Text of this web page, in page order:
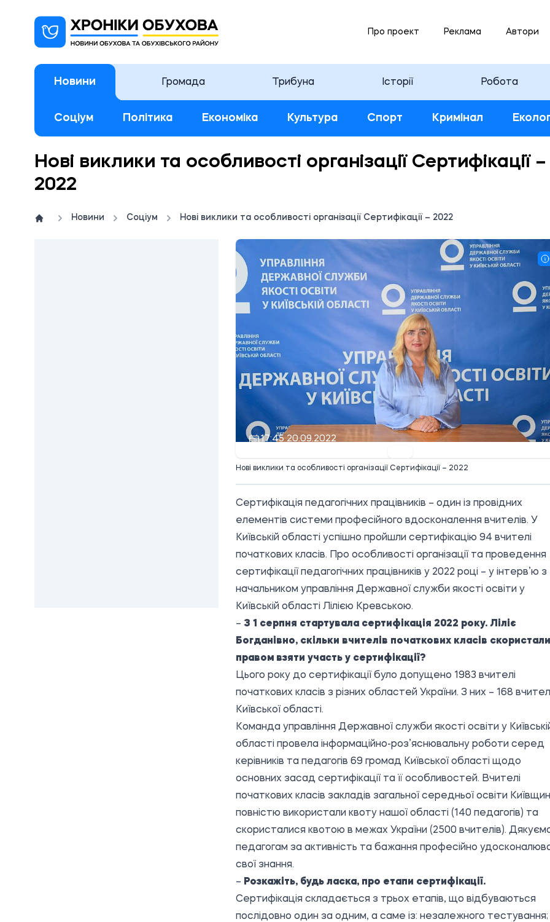
Про проект Реклама Автори
Новини Громада Трибуна Історії Робота
Соціум Політика Економіка Культура Спорт Кримінал
Нові виклики та особливості організації Сертифікації –
2022
Новини Соціум Нові виклики та особливості організації Сертифікації – 2022
17:45 20.09.2022
Нові виклики та особливості організації Сертифікації – 2022
Сертифікація педагогічних працівників – один із провідних
елементів системи професійного вдосконалення вчителів. У
Київській області успішно пройшли сертифікацію 94 вчителі
початкових класів. Про особливості організації та проведення
сертифікації педагогічних працівників у 2022 році – у інтерв’ю з
начальником управління Державної служби якості освіти у
Київській області Лілією Кревською.
– З 1 серпня стартувала сертифікація 2022 року. Ліліє
Богданівно, скільки вчителів початкових класів
правом взяти участь у сертифікації?
Цього року до сертифікації було допущено 1983 вчителі
початкових класів з різних областей України. З них – 168
Київської області.
Команда управління Державної служби якості освіти у
області провела інформаційно-роз’яснювальну роботи серед
керівників та педагогів 69 громад Київської області щодо
основних засад сертифікації та її особливостей. Вчителі
початкових класів закладів загальної середньої освіти
повністю використали квоту нашої області (140 педагогів) та
скористалися квотою в межах України (2500 вчителів).
педагогам за активність та бажання професійно
свої знання.
– Розкажіть, будь ласка, про етапи сертифікації.
Сертифікація складається з трьох етапів, що відбуваються
послідовно один за одним, а саме із: незалежного тестування;